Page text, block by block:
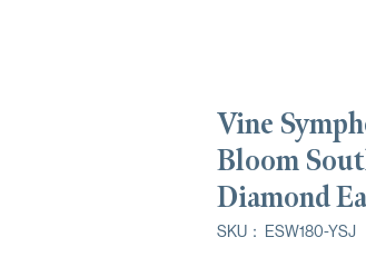
Vine
Bloom
Diamond
SKU： ESW180-YSJ